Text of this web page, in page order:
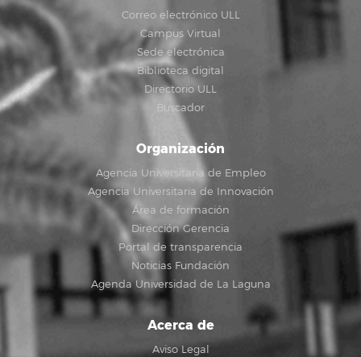
Correo electrónico ULL
Campus Virtual
Sede electrónica
Biblioteca digital
Directorio ULL
Buscador
Organización
Agencia Universitaria de Empleo
Agencia Universitaria de Innovación
Área de formación
Dirección Gerencia
Portal de transparencia
Noticias Fundación
Agenda Universidad de La Laguna
Acerca de
Aviso Legal